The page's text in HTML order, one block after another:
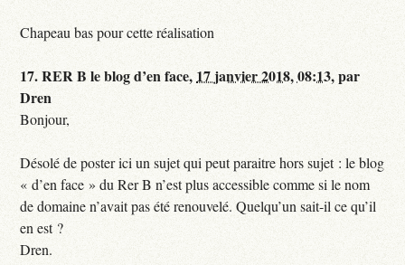
Chapeau bas pour cette réalisation
17.RER B le blog d’en face, 17 janvier 2018, 08:13,par
Dren
Bonjour,
Désolé de poster ici un sujet qui peut paraitre hors sujet : le blog
« d’en face » du Rer B n’est plus accessible comme si le nom
de domaine n’avait pas été renouvelé. Quelqu’un sait-il ce qu’il
en est ?
Dren.